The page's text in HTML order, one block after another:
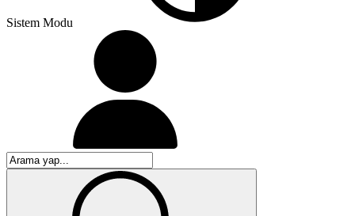
Sistem Modu